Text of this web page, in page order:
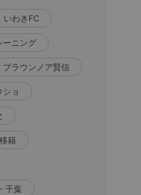
いわきFC
ーニング
ブラウンノア賢信
ショ
移籍
千葉